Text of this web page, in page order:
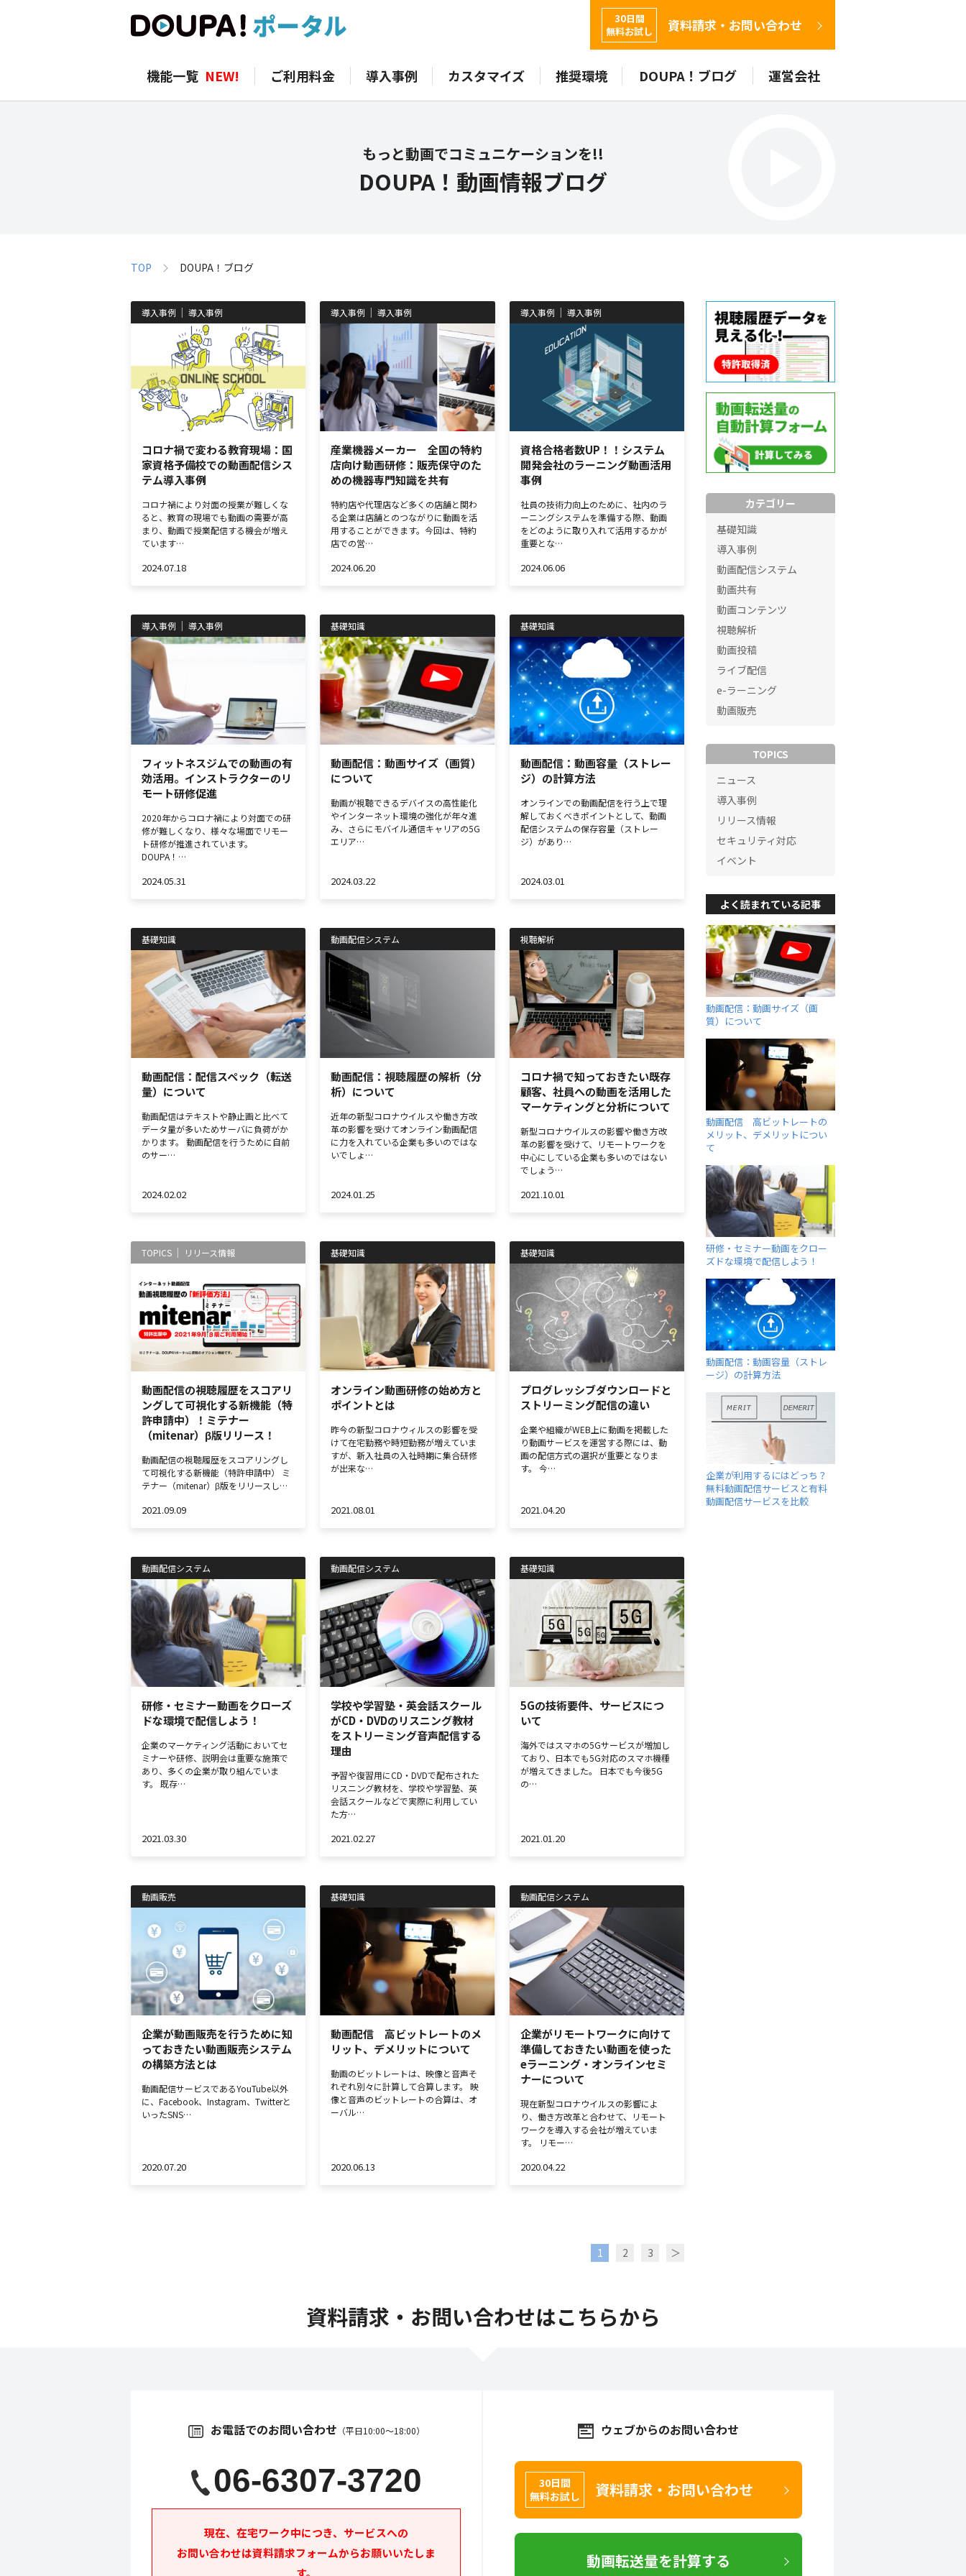
30日間
無料お試し
資料請求・お問い合わせ
機能一覧 NEW! ご利用料金 導入事例 カスタマイズ 推奨環境 DOUPA！ブログ 運営会社
もっと動画でコミュニケーションを!!
DOUPA！動画情報ブログ
TOP DOUPA！ブログ
導入事例 導入事例
コロナ禍で変わる教育現場：国
家資格予備校での動画配信シス
テム導入事例
コロナ禍により対面の授業が難しくな
ると、教育の現場でも動画の需要が高
まり、動画で授業配信する機会が増え
ています…
2024.07.18
導入事例 導入事例
産業機器メーカー 全国の特約
店向け動画研修：販売保守のた
めの機器専門知識を共有
特約店や代理店など多くの店舗と関わ
る企業は店舗とのつながりに動画を活
用することができます。今回は、特約
店での営…
2024.06.20
導入事例 導入事例
資格合格者数UP！！システム
開発会社のラーニング動画活用
事例
社員の技術力向上のために、社内のラ
ーニングシステムを準備する際、動画
をどのように取り入れて活用するかが
重要とな…
2024.06.06
導入事例 導入事例
フィットネスジムでの動画の有
効活用。インストラクターのリ
モート研修促進
2020年からコロナ禍により対面での研
修が難しくなり、様々な場面でリモー
ト研修が推進されています。
DOUPA！…
2024.05.31
基礎知識
動画配信：動画サイズ（画質）
について
動画が視聴できるデバイスの高性能化
やインターネット環境の強化が年々進
み、さらにモバイル通信キャリアの5G
エリア…
2024.03.22
基礎知識
動画配信：動画容量（ストレー
ジ）の計算方法
オンラインでの動画配信を行う上で理
解しておくべきポイントとして、動画
配信システムの保存容量（ストレー
ジ）があり…
2024.03.01
基礎知識
動画配信：配信スペック（転送
量）について
動画配信はテキストや静止画と比べて
データ量が多いためサーバに負荷がか
かります。 動画配信を行うために自前
のサー…
2024.02.02
動画配信システム
動画配信：視聴履歴の解析（分
析）について
近年の新型コロナウイルスや働き方改
革の影響を受けてオンライン動画配信
に力を入れている企業も多いのではな
いでしょ…
2024.01.25
視聴解析
コロナ禍で知っておきたい既存
顧客、社員への動画を活用した
マーケティングと分析について
新型コロナウイルスの影響や働き方改
革の影響を受けて、リモートワークを
中心にしている企業も多いのではない
でしょう…
2021.10.01
TOPICS リリース情報
動画配信の視聴履歴をスコアリ
ングして可視化する新機能（特
許申請中）！ミテナー
（mitenar）β版リリース！
動画配信の視聴履歴をスコアリングし
て可視化する新機能（特許申請中） ミ
テナー（mitenar）β版をリリースし…
2021.09.09
基礎知識
オンライン動画研修の始め方と
ポイントとは
昨今の新型コロナウィルスの影響を受
けて在宅勤務や時短勤務が増えていま
すが、新入社員の入社時期に集合研修
が出来な…
2021.08.01
基礎知識
プログレッシブダウンロードと
ストリーミング配信の違い
企業や組織がWEB上に動画を掲載した
り動画サービスを運営する際には、動
画の配信方式の選択が重要となりま
す。 今…
2021.04.20
動画配信システム
研修・セミナー動画をクローズ
ドな環境で配信しよう！
企業のマーケティング活動においてセ
ミナーや研修、説明会は重要な施策で
あり、多くの企業が取り組んでいま
す。 既存…
2021.03.30
動画配信システム
学校や学習塾・英会話スクール
がCD・DVDのリスニング教材
をストリーミング音声配信する
理由
予習や復習用にCD・DVDで配布された
リスニング教材を、学校や学習塾、英
会話スクールなどで実際に利用してい
た方…
2021.02.27
基礎知識
5Gの技術要件、サービスにつ
いて
海外ではスマホの5Gサービスが増加し
ており、日本でも5G対応のスマホ機種
が増えてきました。 日本でも今後5G
の…
2021.01.20
動画販売
企業が動画販売を行うために知
っておきたい動画販売システム
の構築方法とは
動画配信サービスであるYouTube以外
に、Facebook、Instagram、Twitterと
いったSNS…
2020.07.20
基礎知識
動画配信 高ビットレートのメ
リット、デメリットについて
動画のビットレートは、映像と音声そ
れぞれ別々に計算して合算します。 映
像と音声のビットレートの合算は、オ
ーバル…
2020.06.13
動画配信システム
企業がリモートワークに向けて
準備しておきたい動画を使った
eラーニング・オンラインセミ
ナーについて
現在新型コロナウイルスの影響によ
り、働き方改革と合わせて、リモート
ワークを導入する会社が増えていま
す。 リモー…
2020.04.22
1 2 3 ＞
カテゴリー
基礎知識
導入事例
動画配信システム
動画共有
動画コンテンツ
視聴解析
動画投稿
ライブ配信
e-ラーニング
動画販売
TOPICS
ニュース
導入事例
リリース情報
セキュリティ対応
イベント
よく読まれている記事
動画配信：動画サイズ（画
質）について
動画配信 高ビットレートの
メリット、デメリットについ
て
研修・セミナー動画をクロー
ズドな環境で配信しよう！
動画配信：動画容量（ストレ
ージ）の計算方法
企業が利用するにはどっち？
無料動画配信サービスと有料
動画配信サービスを比較
資料請求・お問い合わせはこちらから
お電話でのお問い合わせ （平日10:00～18:00）
06-6307-3720
現在、在宅ワーク中につき、サービスへの
お問い合わせは資料請求フォームからお願いいたしま
ウェブからのお問い合わせ
30日間
無料お試し
資料請求・お問い合わせ
動画転送量を計算する